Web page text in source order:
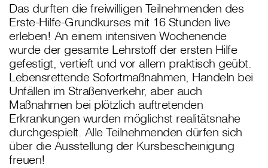
Das durften die freiwilligen Teilnehmenden des
Erste-Hilfe-Grundkurses mit 16 Stunden live
erleben! An einem intensiven Wochenende
wurde der gesamte Lehrstoff der ersten Hilfe
gefestigt, vertieft und vor allem praktisch geübt.
Lebensrettende Sofortmaßnahmen, Handeln bei
Unfällen im Straßenverkehr, aber auch
Maßnahmen bei plötzlich auftretenden
Erkrankungen wurden möglichst realitätsnahe
durchgespielt. Alle Teilnehmenden dürfen sich
über die Ausstellung der Kursbescheinigung
freuen!